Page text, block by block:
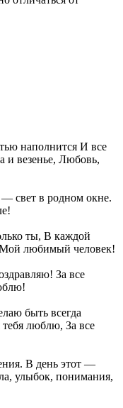
наполнится И все
и везенье, Любовь,
свет в родном окне.
ты, В каждой
любимый человек!
За все
быть всегда
люблю, За все
В день этот —
улыбок, понимания,